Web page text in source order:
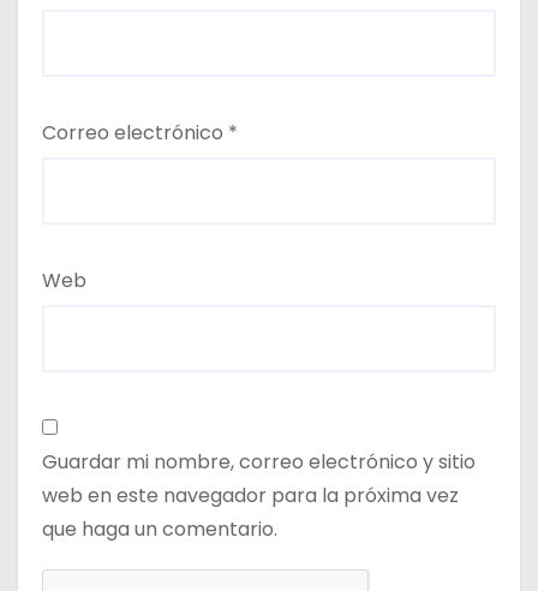
Correo electrónico *
Web
Guardar mi nombre, correo electrónico y sitio
web en este navegador para la próxima vez
que haga un comentario.